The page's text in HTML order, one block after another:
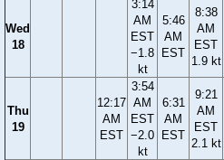
Wed
18
3:14
AM
EST
−1.8
kt
5:46
AM
EST
8:38
AM
EST
1.9 kt
Thu
19
12:17
AM
EST
3:54
AM
EST
−2.0
kt
6:31
AM
EST
9:21
AM
EST
2.1 kt